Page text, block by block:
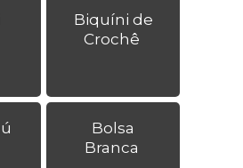
Biquíni de
Crochê
Bolsa
Branca